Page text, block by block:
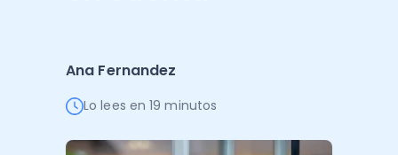
Ver todo
Ver TodoAna Fernandez
Lo lees en 19 minutos